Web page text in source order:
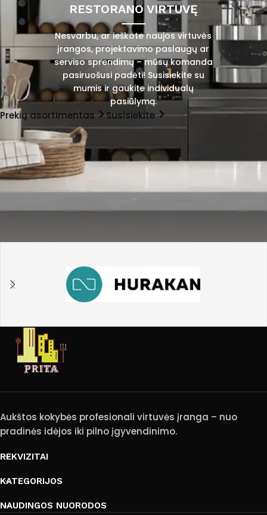
RESTORANO VIRTUVĘ
Nesvarbu, ar ieškote naujos virtuvės
įrangos, projektavimo paslaugų ar
serviso sprendimų – mūsų komanda
pasiruošusi padėti! Susisiekite su
mumis ir gaukite individualų
pasiūlymą.
Prekių asortimentas Susisiekite
Aukštos kokybės profesionali virtuvės įranga – nuo
pradinės idėjos iki pilno įgyvendinimo.
REKVIZITAI
KATEGORIJOS
NAUDINGOS NUORODOS